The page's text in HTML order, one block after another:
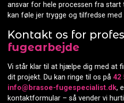
ansvar for hele processen fra start
kan føle jer trygge og tilfredse
Kontakt os for
fugearbejde
Vi står klar til at hjælpe dig med at
dit projekt. Du kan ringe til os på 42
info@brasoe-fugespecialist.dk,
kontaktformular – så vender vi